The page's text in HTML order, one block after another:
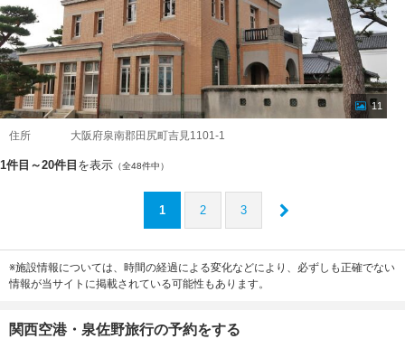
11
住所 大阪府泉南郡田尻町吉見1101-1
1件目～20件目 を表示 （全48件中）
1 2 3
※施設情報については、時間の経過による変化などにより、必ずしも正確でない
情報が当サイトに掲載されている可能性もあります。
関西空港・泉佐野旅行の予約をする